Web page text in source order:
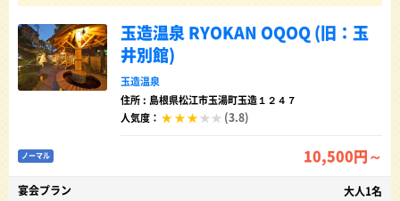
玉造温泉 RYOKAN OQOQ (旧：玉
井別館)
玉造温泉
住所 : 島根県松江市玉湯町玉造１２４７
人気度：
(3.8)
ノーマル 10,500円～
宴会プラン 大人1名